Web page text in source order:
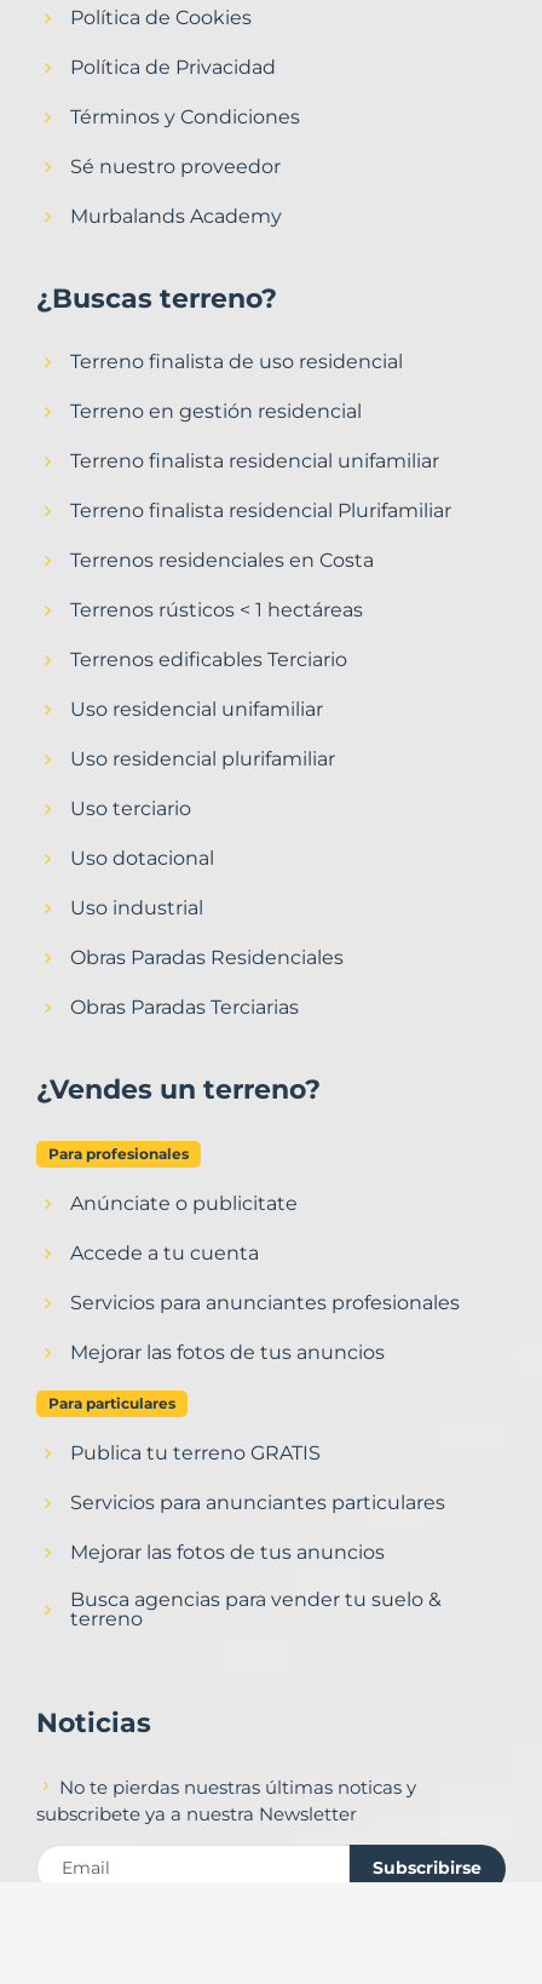
Política de Cookies
Política de Privacidad
Términos y Condiciones
Sé nuestro proveedor
Murbalands Academy
¿Buscas terreno?
Terreno finalista de uso residencial
Terreno en gestión residencial
Terreno finalista residencial unifamiliar
Terreno finalista residencial Plurifamiliar
Terrenos residenciales en Costa
Terrenos rústicos < 1 hectáreas
Terrenos edificables Terciario
Uso residencial unifamiliar
Uso residencial plurifamiliar
Uso terciario
Uso dotacional
Uso industrial
Obras Paradas Residenciales
Obras Paradas Terciarias
¿Vendes un terreno?
Para profesionales
Anúnciate o publicitate
Accede a tu cuenta
Servicios para anunciantes profesionales
Mejorar las fotos de tus anuncios
Para particulares
Publica tu terreno GRATIS
Servicios para anunciantes particulares
Mejorar las fotos de tus anuncios
Busca agencias para vender tu suelo &
terreno
Noticias
No te pierdas nuestras últimas noticas y
subscribete ya a nuestra Newsletter
Subscribirse